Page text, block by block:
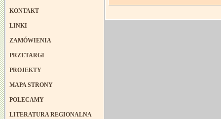
KONTAKT
LINKI
ZAMÓWIENIA
PRZETARGI
PROJEKTY
MAPA STRONY
POLECAMY
LITERATURA REGIONALNA